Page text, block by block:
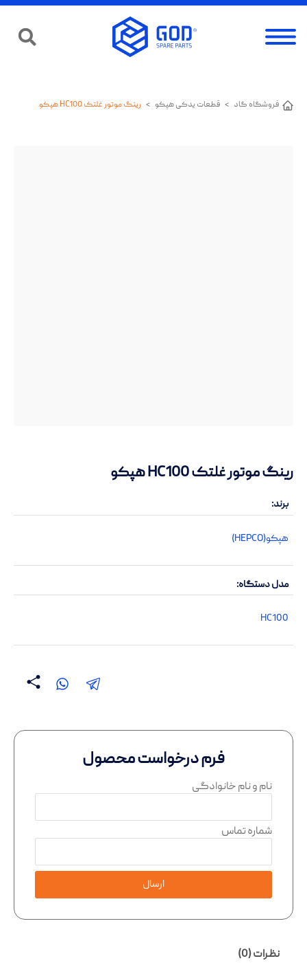
فروشگاه گاد > قطعات یدکی هپکو > رینگ موتور غلتک HC100 هپکو
رینگ موتور غلتک HC100 هپکو
برند
هپکو(HEPCO)
مدل دستگاه
HC100
فرم درخواست محصول
نام و نام خانوادگی
شماره تماس
ارسال
نظرات (0)